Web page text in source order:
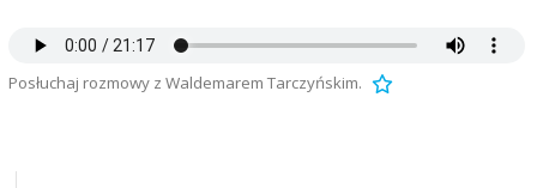
Posłuchaj rozmowy z Waldemarem Tarczyńskim.